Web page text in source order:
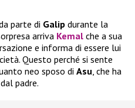
parte di Galip durante la
arriva Kemal che a sua
e informa di essere lui
Questo perché si sente
neo sposo di Asu, che ha
padre.